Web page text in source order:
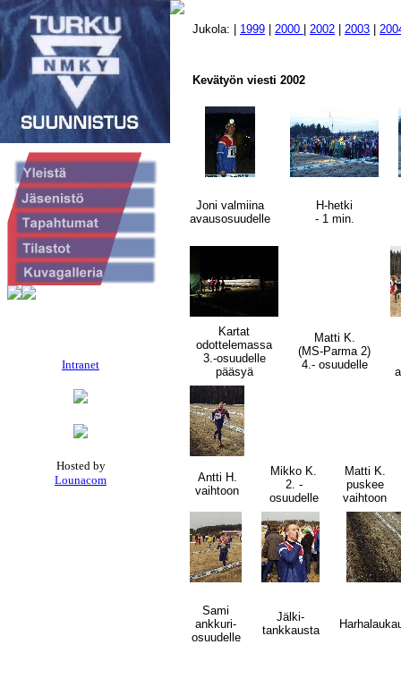
Intranet
Hosted by
Lounacom
Jukola: | 1999 2000 2002 2003
Kevätyön viesti 2002
Joni valmiina
avausosuudelle
H-hetki
- 1 min.
Kartat
odottelemassa
3.-osuudelle
pääsyä
Matti K.
(MS-Parma 2)
4.- osuudelle
Antti H.
vaihtoon
Mikko K.
2. -
osuudelle
Matti K.
puskee
vaihtoon
Sami
ankkuri-
osuudelle
Jälki-
tankkausta